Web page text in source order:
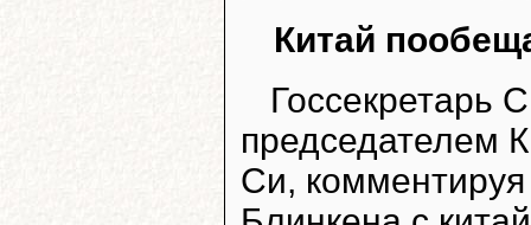
Китай
Госсекретарь
председателем
Си,